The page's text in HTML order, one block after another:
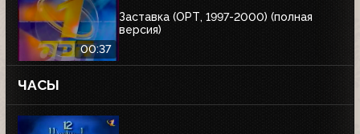
00:37
Заставка (ОРТ, 1997-2000) (полная
версия)
ЧАСЫ